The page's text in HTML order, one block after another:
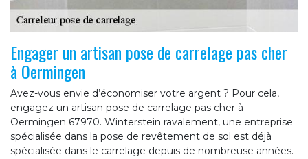
Engager un artisan pose de carrelage pas cher
à Oermingen
Avez-vous envie d’économiser votre argent ? Pour cela,
engagez un artisan pose de carrelage pas cher à
Oermingen 67970. Winterstein ravalement, une entreprise
spécialisée dans la pose de revêtement de sol est déjà
spécialisée dans le carrelage depuis de nombreuse années.